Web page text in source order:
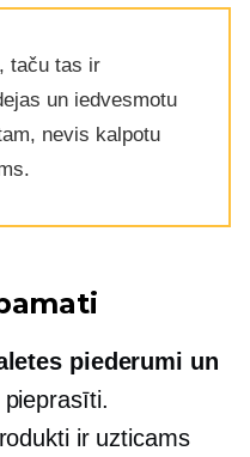
taču tas ir
un iedvesmotu
nevis kalpotu
piederumi un
ir uzticams